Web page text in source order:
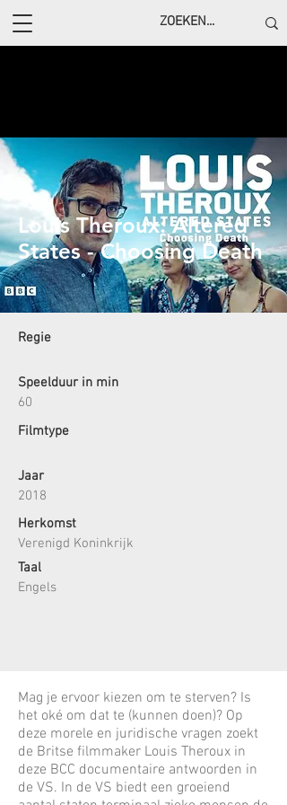
Louis Theroux: Altered
States - Choosing Death
Speelduur in min
60
Regie
2018
Filmtype
Jaar
Herkomst
Verenigd Koninkrijk
Engels
Taal
Mag je ervoor kiezen om te sterven? Is
het oké om dat te (kunnen doen)? Op
deze morele en juridische vragen zoekt
de Britse filmmaker Louis Theroux in
deze BCC documentaire antwoorden in
de VS. In de VS biedt een groeiend